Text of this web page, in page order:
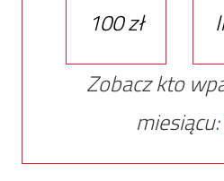
100 zł
Zobacz kto
miesiącu: